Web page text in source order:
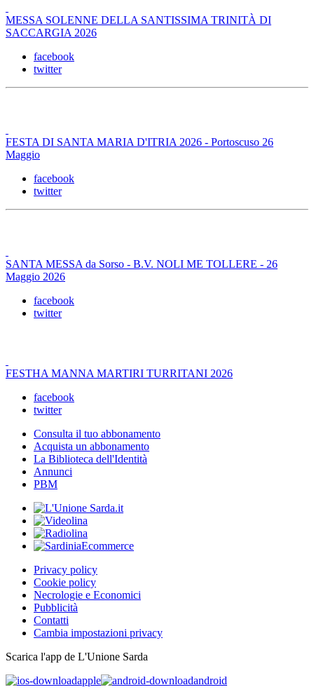
MESSA SOLENNE DELLA SANTISSIMA TRINITÀ DI
SACCARGIA 2026
facebook
twitter
FESTA DI SANTA MARIA D'ITRIA 2026 - Portoscuso 26
Maggio
facebook
twitter
SANTA MESSA da Sorso - B.V. NOLI ME TOLLERE - 26
Maggio 2026
facebook
twitter
FESTHA MANNA MARTIRI TURRITANI 2026
facebook
twitter
Consulta il tuo abbonamento
Acquista un abbonamento
La Biblioteca dell'Identità
Annunci
PBM
Privacy policy
Cookie policy
Necrologie e Economici
Pubblicità
Contatti
Cambia impostazioni privacy
Scarica l'app de L'Unione Sarda
apple
android